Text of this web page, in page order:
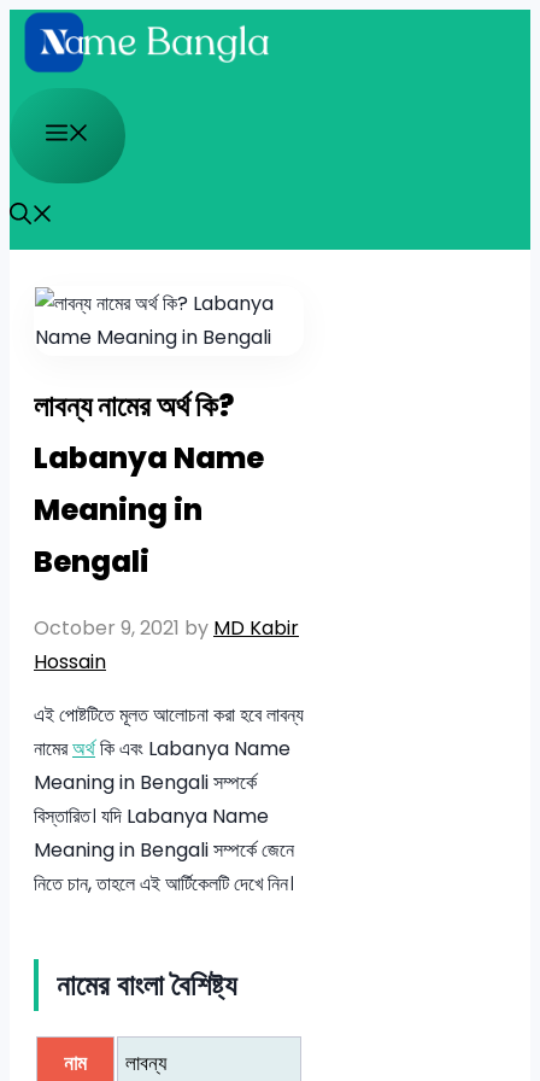
Skip
to
content
Menu
লাবন্য নামের অর্থ কি?
Labanya Name
Meaning in
Bengali
October 9, 2021 by MD Kabir
Hossain
এই পোষ্টটিতে মূলত আলোচনা করা হবে লাবন্য
নামেরঅর্থকি এবং Labanya Name
Meaning in Bengali সম্পর্কে
বিস্তারিত। যদি Labanya Name
Meaning in Bengali সম্পর্কে জেনে
নিতে চান, তাহলে এই আর্টিকেলটি দেখে নিন।
নামের বাংলা বৈশিষ্ট্য
নাম লাবন্য